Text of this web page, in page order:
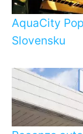
AquaCity
Slovensku